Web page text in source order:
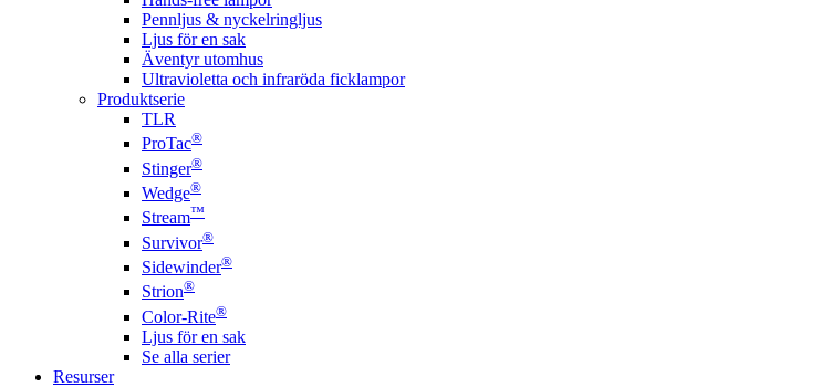
Pennljus & nyckelringljus
Ljus för en sak
Äventyr utomhus
Ultravioletta och infraröda ficklampor
Produktserie
TLR
ProTac®
Stinger®
Wedge®
Stream™
Survivor®
Sidewinder®
Strion®
Color-Rite®
Ljus för en sak
Se alla serier
Resurser